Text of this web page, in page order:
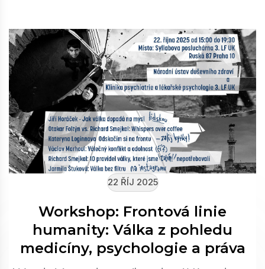
22 ŘÍJ 2025
Workshop: Frontová linie
humanity: Válka z pohledu
medicíny, psychologie a práva